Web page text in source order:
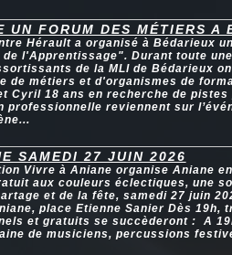
UN FORUM DES MÉTIERS A
Hérault a organisé à Bédarieux
l'Apprentissage". Durant toute
de la MLI de Bédarieux
de métiers et d'organismes de
Cyril 18 ans en recherche de
professionnelle reviennent sur
SAMEDI 27 JUIN 2026
Vivre à Aniane organise Aniane
aux couleurs éclectiques, une
et de la fête, samedi 27 juin
place Etienne Sanier Dès 19h,
et gratuits se succèderont : A
de musiciens, percussions